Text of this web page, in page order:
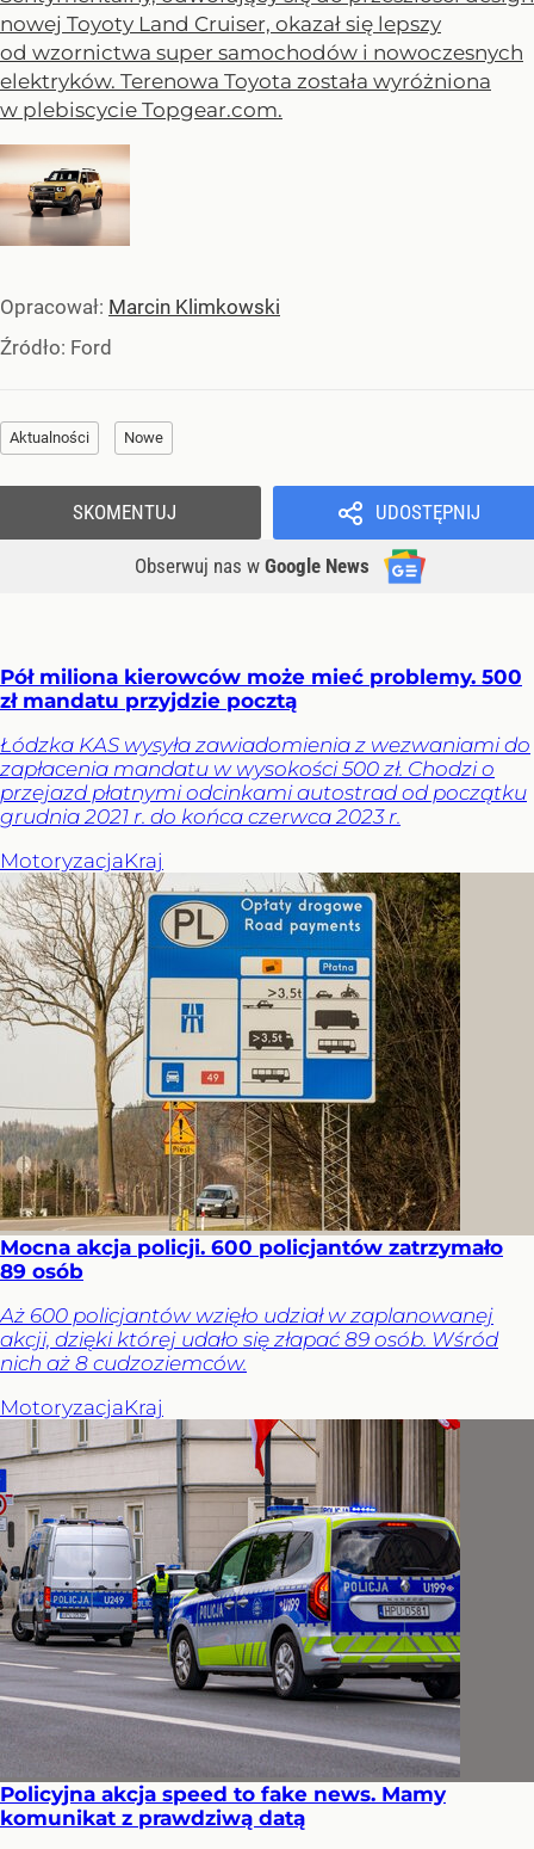
nowej Toyoty Land Cruiser, okazał się lepszy
od wzornictwa super samochodów i nowoczesnych
elektryków. Terenowa Toyota została wyróżniona
w plebiscycie Topgear.com.
Opracował: Marcin Klimkowski
Źródło: Ford
Aktualności Nowe
UDOSTĘPNIJ
Obserwuj nas w Google News
SKOMENTUJ
Pół miliona kierowców może mieć problemy. 500
zł mandatu przyjdzie pocztą
Łódzka KAS wysyła zawiadomienia z wezwaniami do
zapłacenia mandatu w wysokości 500 zł. Chodzi o
przejazd płatnymi odcinkami autostrad od początku
grudnia 2021 r. do końca czerwca 2023 r.
MotoryzacjaKraj
Mocna akcja policji. 600 policjantów zatrzymało
89 osób
Aż 600 policjantów wzięło udział w zaplanowanej
akcji, dzięki której udało się złapać 89 osób. Wśród
nich aż 8 cudzoziemców.
MotoryzacjaKraj
Policyjna akcja speed to fake news. Mamy
komunikat z prawdziwą datą